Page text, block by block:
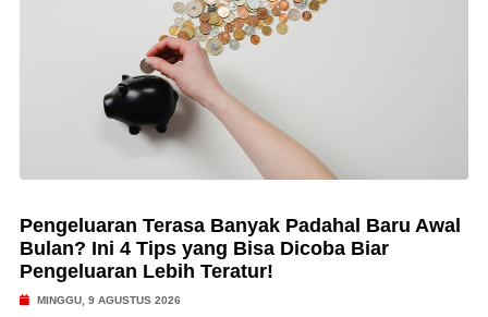
Pengeluaran Terasa Banyak Padahal Baru Awal
Bulan? Ini 4 Tips yang Bisa Dicoba Biar
Pengeluaran Lebih Teratur!
MINGGU, 9 AGUSTUS 2026